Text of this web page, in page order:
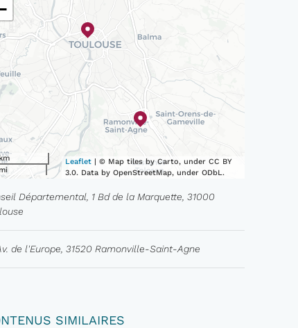
Leaflet | © Map tiles by Carto, under CC BY
3.0. Data by OpenStreetMap, under ODbL.
Départemental, 1 Bd de la Marquette, 31000
de l'Europe, 31520 Ramonville-Saint-Agne
SIMILAIRES